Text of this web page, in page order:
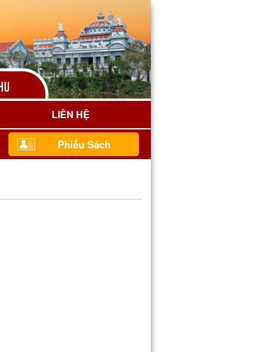
LIÊN HỆ
Phiếu Sách